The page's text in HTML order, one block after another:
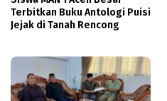
Terbitkan Buku Antologi Puisi
Jejak di Tanah Rencong